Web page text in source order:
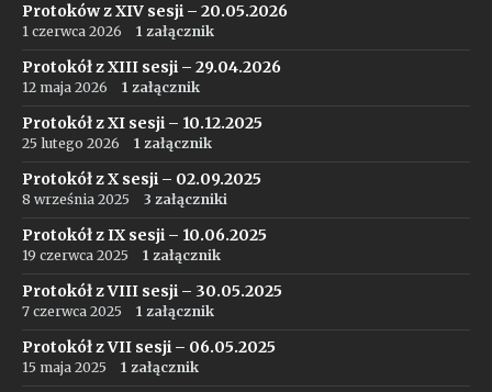
Protoków z XIV sesji – 20.05.2026
1 czerwca 2026 1 załącznik
Protokół z XIII sesji – 29.04.2026
12 maja 2026 1 załącznik
Protokół z XI sesji – 10.12.2025
25 lutego 2026 1 załącznik
Protokół z X sesji – 02.09.2025
8 września 2025 3 załączniki
Protokół z IX sesji – 10.06.2025
19 czerwca 2025 1 załącznik
Protokół z VIII sesji – 30.05.2025
7 czerwca 2025 1 załącznik
Protokół z VII sesji – 06.05.2025
15 maja 2025 1 załącznik